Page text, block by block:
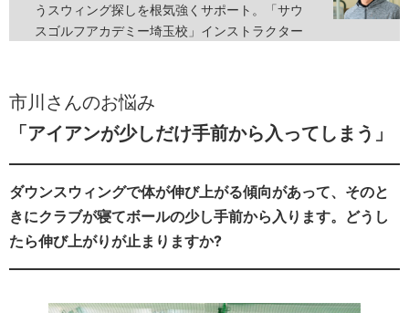
うスウィング探しを根気強くサポート。「サウ
スゴルフアカデミー埼玉校」インストラクター
市川さんのお悩み
「アイアンが少しだけ手前から入ってしまう」
ダウンスウィングで体が伸び上がる傾向があって、そのと
きにクラブが寝てボールの少し手前から入ります。どうし
たら伸び上がりが止まりますか?